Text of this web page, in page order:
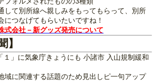
して別所線へ親しみをもってもらって、別所
につなげてもらいたいですね！
式会社－新グッズ発売について
】
１」に気象庁きょうにも 小諸市 入山規制緩和
域に関連する話題のため見出しピ一句アップ